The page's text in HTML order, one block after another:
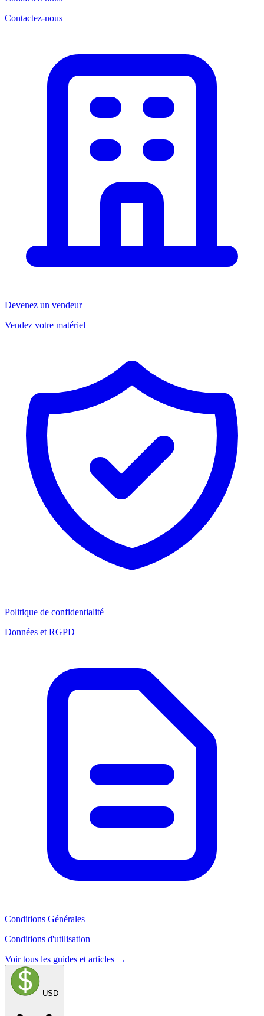
Contactez-nous
Devenez un vendeur
Vendez votre matériel
Politique de confidentialité
Données et RGPD
Conditions Générales
Conditions d'utilisation
Voir tous les guides et articles →
USD